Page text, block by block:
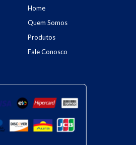
Home
Quem Somos
Produtos
Fale Conosco